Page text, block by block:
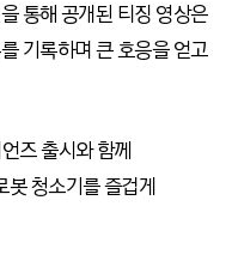
통해 공개된 티징 영상은
기록하며 큰 호응을 얻고
즈 출시와 함께
청소기를 즐겁게